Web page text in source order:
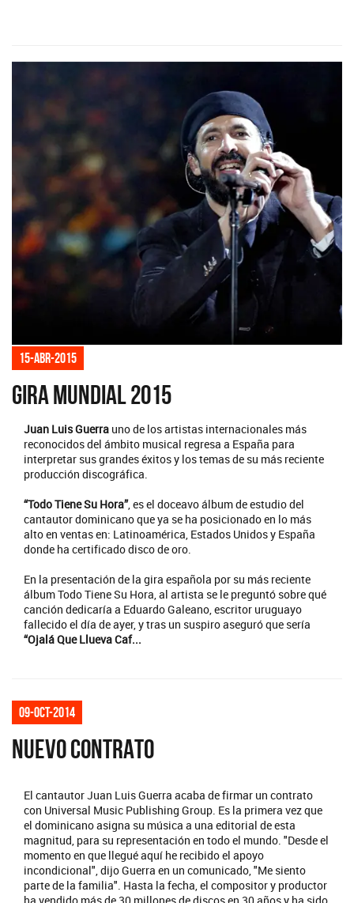
15-abr-2015
Gira mundial 2015
Juan Luis Guerra uno de los artistas internacionales más
reconocidos del ámbito musical regresa a España para
interpretar sus grandes éxitos y los temas de su más reciente
producción discográfica.
“Todo Tiene Su Hora”, es el doceavo álbum de estudio del
cantautor dominicano que ya se ha posicionado en lo más
alto en ventas en: Latinoamérica, Estados Unidos y España
donde ha certificado disco de oro.
En la presentación de la gira española por su más reciente
álbum Todo Tiene Su Hora, al artista se le preguntó sobre qué
canción dedicaría a Eduardo Galeano, escritor uruguayo
fallecido el día de ayer, y tras un suspiro aseguró que sería
“Ojalá Que Llueva Caf...
09-oct-2014
NUEVO CONTRATO
El cantautor Juan Luis Guerra acaba de firmar un contrato
con Universal Music Publishing Group. Es la primera vez que
el dominicano asigna su música a una editorial de esta
magnitud, para su representación en todo el mundo. "Desde el
momento en que llegué aquí he recibido el apoyo
incondicional", dijo Guerra en un comunicado, "Me siento
parte de la familia". Hasta la fecha, el compositor y productor